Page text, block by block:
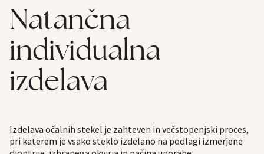
Natančna
individualna
izdelava
Izdelava očalnih stekel je zahteven in večstopenjski proces,
pri katerem je vsako steklo izdelano na podlagi izmerjene